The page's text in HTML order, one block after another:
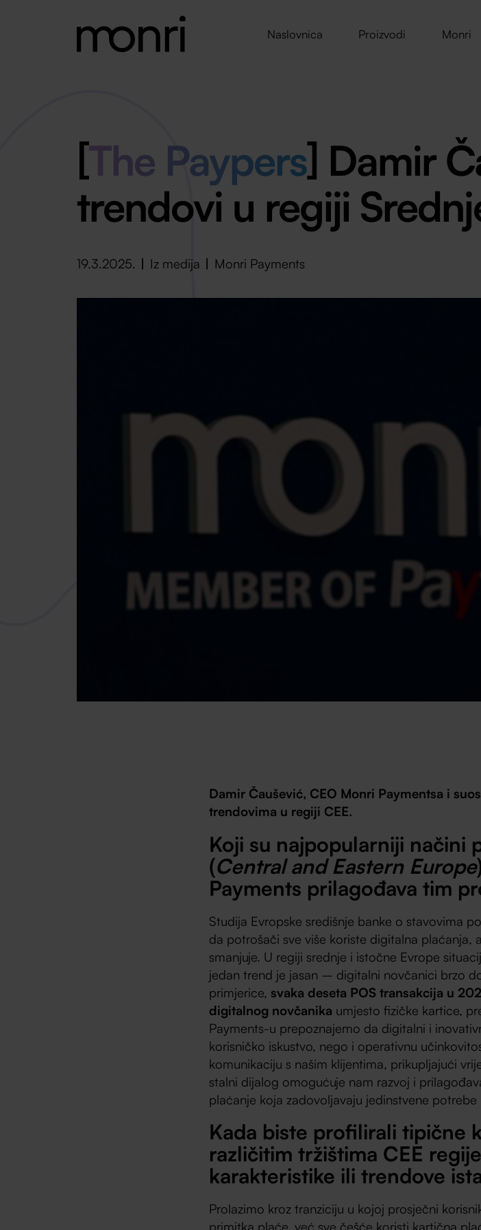
Naslovnica Proizvodi Monri
[The Paypers] Damir
trendovi u regiji
19.3.2025. Iz medija Monri Payments
Damir Čaušević, CEO Monri Paymentsa i
trendovima u regiji CEE.
Koji su najpopularniji načini
(Central and Eastern Europe
Payments prilagođava tim
Studija Evropske središnje banke o stavovima
da potrošači sve više koriste digitalna plaćanja,
smanjuje. U regiji srednje i istočne Evrope
jedan trend je jasan – digitalni novčanici brzo
primjerice,svaka deseta POS transakcija u
digitalnog novčanika umjesto fizičke kartice,
Payments-u prepoznajemo da digitalni i
korisničko iskustvo, nego i operativnu
komunikaciju s našim klijentima, prikupljajući
stalni dijalog omogućuje nam razvoj i
plaćanje koja zadovoljavaju jedinstvene
Kada biste profilirali tipične
različitim tržištima CEE
karakteristike ili trendove
Prolazimo kroz tranziciju u kojoj prosječni
primitka plaće, već sve češće koristi kartična